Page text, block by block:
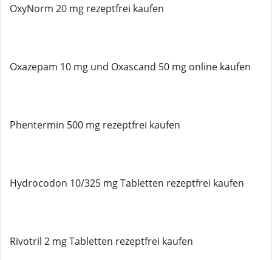
OxyNorm 20 mg rezeptfrei kaufen
Oxazepam 10 mg und Oxascand 50 mg online kaufen
Phentermin 500 mg rezeptfrei kaufen
Hydrocodon 10/325 mg Tabletten rezeptfrei kaufen
Rivotril 2 mg Tabletten rezeptfrei kaufen